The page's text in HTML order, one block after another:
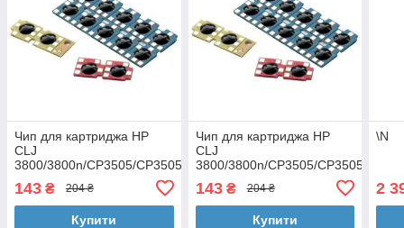
Чип для картриджа HP
CLJ
3800/3800n/CP3505/CP3505n/CP3505x
Magenta H-Q7583A-M-6K-
V AHK (3206455)
143 ₴ 204 ₴
Купити
Чип для картриджа HP
CLJ
3800/3800n/CP3505/CP3505n/
Cyan H-Q7581A-C-6K-VE
AHK (3206453)
143₴ 204 ₴
Купити
\N
2